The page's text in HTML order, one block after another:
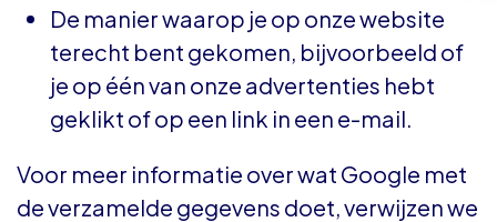
De manier waarop je op onze website
terecht bent gekomen, bijvoorbeeld of
je op één van onze advertenties hebt
geklikt of op een link in een e-mail.
Voor meer informatie over wat Google met
de verzamelde gegevens doet, verwijzen we